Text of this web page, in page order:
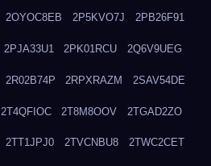
2OYOC8EB 2P5KVO7J 2PB26F91
2PJA33U1 2PK01RCU 2Q6V9UEG
2R02B74P 2RPXRAZM 2SAV54DE
2T4QFIOC 2T8M8OOV 2TGAD2ZO
2TT1JPJ0 2TVCNBU8 2TWC2CET